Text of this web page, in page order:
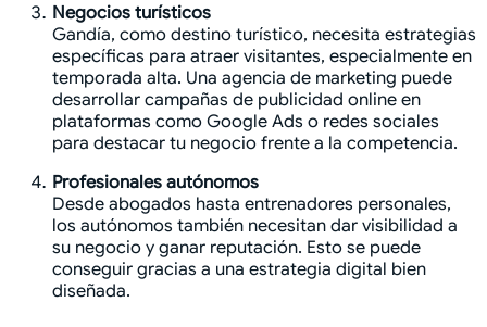
Negocios turísticos
Gandía, como destino turístico, necesita estrategias
específicas para atraer visitantes, especialmente en
temporada alta. Una agencia de marketing puede
desarrollar campañas de publicidad online en
plataformas como Google Ads o redes sociales
para destacar tu negocio frente a la competencia.
Profesionales autónomos
Desde abogados hasta entrenadores personales,
los autónomos también necesitan dar visibilidad a
su negocio y ganar reputación. Esto se puede
conseguir gracias a una estrategia digital bien
diseñada.